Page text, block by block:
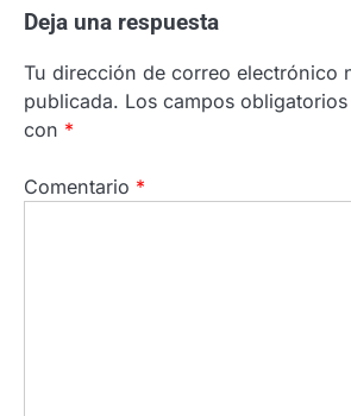
Deja una respuesta
Tu dirección de correo electrónico
publicada. Los campos
con *
Comentario *